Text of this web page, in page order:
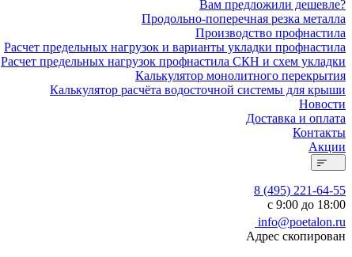
Вам предложили дешевле?
Продольно-поперечная резка металла
Производство профнастила
Расчет предельных нагрузок и варианты укладки профнастила
Расчет предельных нагрузок профнастила СКН и схем укладки
Калькулятор монолитного перекрытия
Калькулятор расчёта водосточной системы для крыши
Новости
Доставка и оплата
Контакты
Акции
8 (495) 221-64-55
с 9:00 до 18:00
info@poetalon.ru
Адрес скопирован